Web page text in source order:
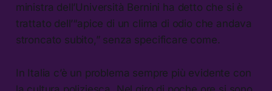
ministra dell’Università Bernini ha detto che si è
trattato dell’“apice di un clima di odio che andava
stroncato subito,” senza specificare come.
In Italia c’è un problema sempre più evidente con